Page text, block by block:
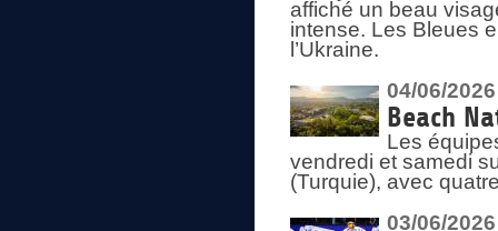
affiché un beau
intense. Les Bleues
l’Ukraine.
04/06/2026
Beach
Les
vendredi et samedi
(Turquie), avec
03/06/2026